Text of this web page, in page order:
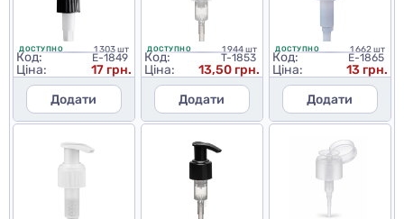
ДОСТУПНО 1 303 шт
Код: E-1849
Ціна:
17 грн.
Додати
ДОСТУПНО 1 944 шт
Код: T-1853
Ціна:
13,50 грн.
Додати
ДОСТУПНО 1 662 шт
Код: E-1865
Ціна:
13 грн.
Додати